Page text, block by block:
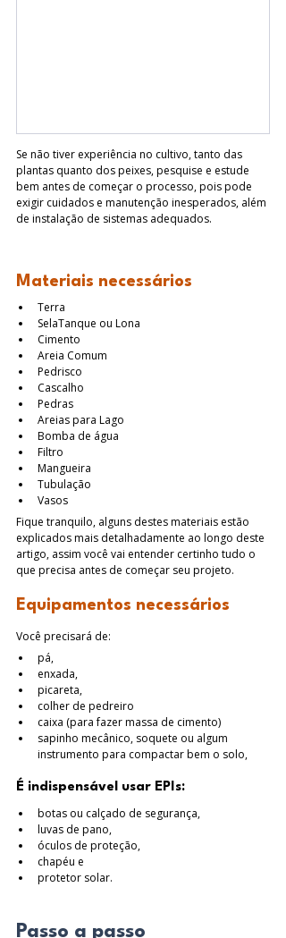
Se não tiver experiência no cultivo, tanto das
plantas quanto dos peixes, pesquise e estude
bem antes de começar o processo, pois pode
exigir cuidados e manutenção inesperados, além
de instalação de sistemas adequados.
Materiais necessários
Terra
SelaTanque ou Lona
Cimento
Areia Comum
Pedrisco
Cascalho
Pedras
Areias para Lago
Bomba de água
Filtro
Mangueira
Tubulação
Vasos
Fique tranquilo, alguns destes materiais estão
explicados mais detalhadamente ao longo deste
artigo, assim você vai entender certinho tudo o
que precisa antes de começar seu projeto.
Equipamentos necessários
Você precisará de:
pá,
enxada,
picareta,
colher de pedreiro
caixa (para fazer massa de cimento)
sapinho mecânico, soquete ou algum
instrumento para compactar bem o solo,
É indispensável usar EPIs:
botas ou calçado de segurança,
luvas de pano,
óculos de proteção,
chapéu e
protetor solar.
Passo a passo